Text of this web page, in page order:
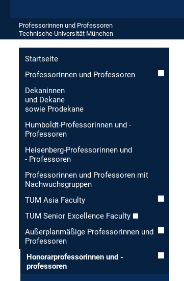
Professorinnen und Professoren
Technische Universität München
Startseite
Professorinnen und Professoren
Dekaninnen
und Dekane
sowie Prodekane
Humboldt-Professorinnen und -
Professoren
Heisenberg-Professorinnen und
- Professoren
Professorinnen und Professoren mit
Nachwuchsgruppen
TUM Asia Faculty
TUM Senior Excellence Faculty
Außerplanmäßige Professorinnen und
Professoren
Honorar­professorinnen und -
professoren